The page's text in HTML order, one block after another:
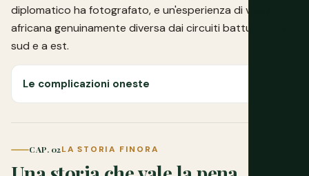
diplomatico ha fotografato, e un'esperienza di viaggio
africana genuinamente diversa dai circuiti battuti più a
sud e a est.
Le complicazioni oneste
CAP. 02LA STORIA FINORA